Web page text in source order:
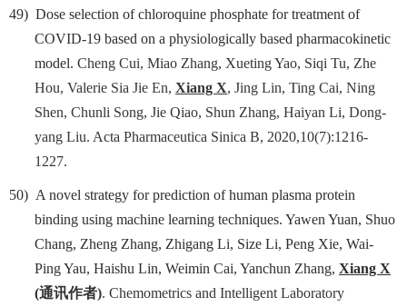
49) Dose selection of chloroquine phosphate for treatment of
COVID-19 based on a physiologically based pharmacokinetic
model. Cheng Cui, Miao Zhang, Xueting Yao, Siqi Tu, Zhe
Hou, Valerie Sia Jie En, Xiang X, Jing Lin, Ting Cai, Ning
Shen, Chunli Song, Jie Qiao, Shun Zhang, Haiyan Li, Dong-
yang Liu. Acta Pharmaceutica Sinica B, 2020,10(7):1216-
1227.
50) A novel strategy for prediction of human plasma protein
binding using machine learning techniques. Yawen Yuan, Shuo
Chang, Zheng Zhang, Zhigang Li, Size Li, Peng Xie, Wai-
Ping Yau, Haishu Lin, Weimin Cai, Yanchun Zhang, Xiang X
(通讯作者). Chemometrics and Intelligent Laboratory